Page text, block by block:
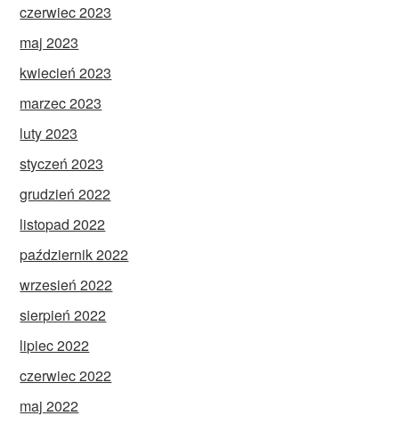
czerwiec 2023
maj 2023
kwiecień 2023
marzec 2023
luty 2023
styczeń 2023
grudzień 2022
listopad 2022
październik 2022
wrzesień 2022
sierpień 2022
lipiec 2022
czerwiec 2022
maj 2022